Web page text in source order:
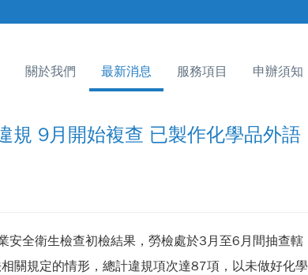
關於我們 最新消息 服務項目 申辦須知
規 9月開始複查 已製作化學品外語
全衛生檢查初檢結果，勞檢處於3月至6月間抽查轄
關規定的情形，總計違規項次達87項，以未做好化學